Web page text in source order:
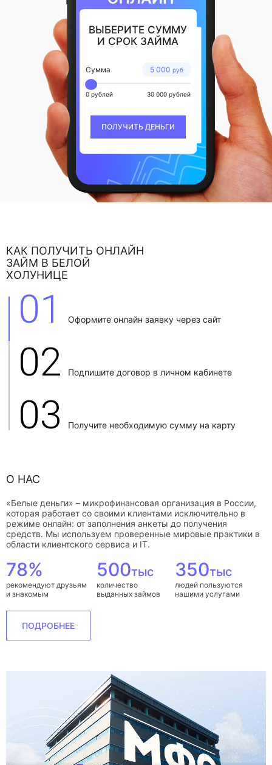
ВЫБЕРИТЕ СУММУ
И СРОК ЗАЙМА
5 000 руб
Сумма
0 рублей 30 000 рублей
ПОЛУЧИТЬ ДЕНЬГИ
КАК ПОЛУЧИТЬ ОНЛАЙН
ЗАЙМ В БЕЛОЙ
ХОЛУНИЦЕ
01 Оформите онлайн заявку через сайт
02 Подпишите договор в личном кабинете
03 Получите необходимую сумму на карту
О НАС
«Белые деньги» – микрофинансовая организация в России,
которая работает со своими клиентами исключительно в
режиме онлайн: от заполнения анкеты до получения
средств. Мы используем проверенные мировые практики в
области клиентского сервиса и IT.
78%
рекомендуют друзьям
и знакомым
500тыс
количество
выданных займов
350тыс
людей пользуются
нашими услугами
ПОДРОБНЕЕ